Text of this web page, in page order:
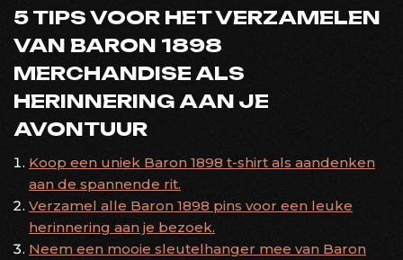
5 TIPS VOOR HET VERZAMELEN
VAN BARON 1898
MERCHANDISE ALS
HERINNERING AAN JE
AVONTUUR
Koop een uniek Baron 1898 t-shirt als aandenken
aan de spannende rit.
Verzamel alle Baron 1898 pins voor een leuke
herinnering aan je bezoek.
Neem een mooie sleutelhanger mee van Baron